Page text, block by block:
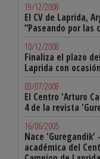
19/12/2008
El CV de Laprida,
“Paseando por las
10/12/2008
Finaliza el plazo
Laprida con
03/07/2008
El Centro 'Arturo
4 de la revista
16/06/2005
Nace
académica del